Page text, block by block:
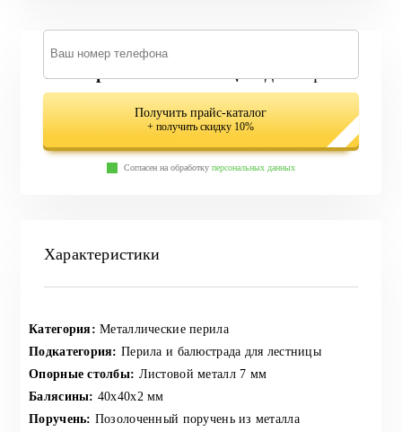
Характеристики
Категория: Металлические перила
Подкатегория: Перила и балюстрада для лестницы
Опорные столбы: Листовой металл 7 мм
Балясины: 40х40х2 мм
Поручень: Позолоченный поручень из металла
579 вариантов лестниц в одном файле
Получить прайс-каталог
+ получить скидку 10%
Согласен на обработку персональных данных